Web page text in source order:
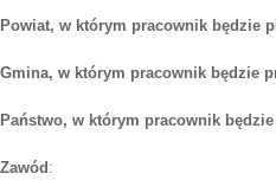
Powiat, w którym pracownik będzie
Gmina, w którym pracownik będzie
Państwo, w którym pracownik będzie
Zawód: